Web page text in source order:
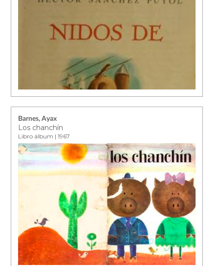
Barnes, Ayax
Los chanchín
Libro álbum | 1967